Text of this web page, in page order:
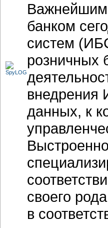
Важнейшим
банком
систем
розничных
внедрения
данных, к
своего
в